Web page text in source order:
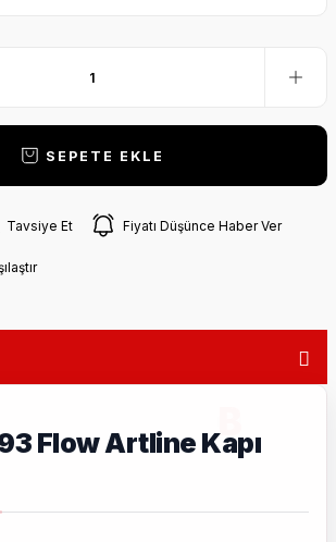
SEPETE EKLE
Tavsiye Et Fiyatı Düşünce Haber Ver
Flow Artline Kapı